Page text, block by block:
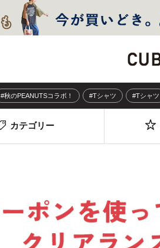
#秋のPEANUTSコラボ！ #Tシャツ #Tシャツ
カテゴリー